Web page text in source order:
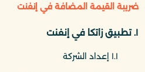
ضريبة القيمة المضافة في إنفنت
١. تطبيق زاتكا في إنفنت
١.١ إعداد الشركة